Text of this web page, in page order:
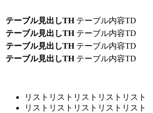
テーブル見出しTH テーブル内容TD
テーブル見出しTH テーブル内容TD
テーブル見出しTH テーブル内容TD
テーブル見出しTH テーブル内容TD
リストリストリストリストリスト
リストリストリストリストリスト